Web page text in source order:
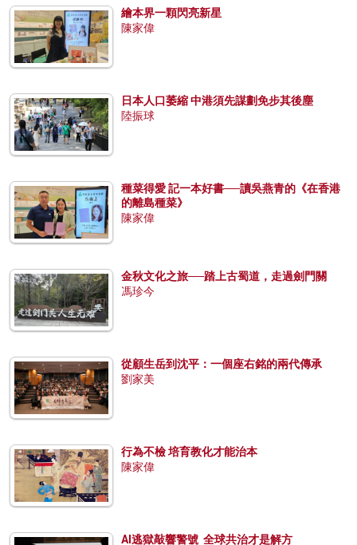
繪本界一顆閃亮新星
陳家偉
日本人口萎縮 中港須先謀劃免步其後塵
陸振球
種菜得愛 記一本好書──讀吳燕青的《在香港
的離島種菜》
陳家偉
金秋文化之旅──踏上古蜀道，走過劍門關
馮珍今
從顧生岳到沈平：一個座右銘的兩代傳承
劉家美
行為不檢 培育教化才能治本
陳家偉
AI逃獄敲響警號 全球共治才是解方